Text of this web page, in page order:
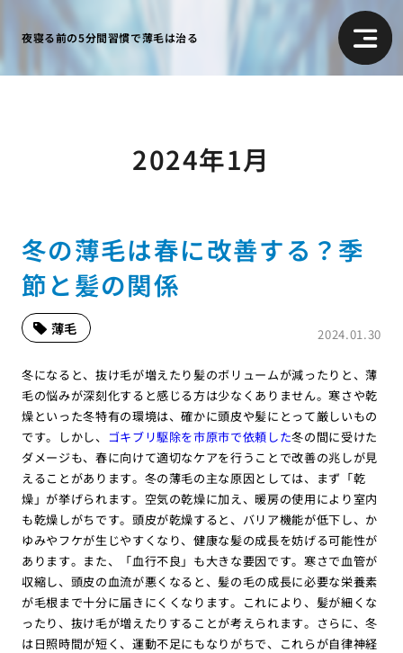
夜寝る前の5分間習慣で薄毛は治る
2024年1月
冬の薄毛は春に改善する？季
節と髪の関係
2024.01.30
薄毛
冬になると、抜け毛が増えたり髪のボリュームが減ったりと、薄
毛の悩みが深刻化すると感じる方は少なくありません。寒さや乾
燥といった冬特有の環境は、確かに頭皮や髪にとって厳しいもの
です。しかし、
ゴキブリ駆除を市原市で依頼した冬の間に受けた
ダメージも、春に向けて適切なケアを行うことで改善の兆しが見
えることがあります。冬の薄毛の主な原因としては、まず「乾
燥」が挙げられます。空気の乾燥に加え、暖房の使用により室内
も乾燥しがちです。頭皮が乾燥すると、バリア機能が低下し、か
ゆみやフケが生じやすくなり、健康な髪の成長を妨げる可能性が
あります。また、「血行不良」も大きな要因です。寒さで血管が
収縮し、頭皮の血流が悪くなると、髪の毛の成長に必要な栄養素
が毛根まで十分に届きにくくなります。これにより、髪が細くな
ったり、抜け毛が増えたりすることが考えられます。さらに、冬
は日照時間が短く、運動不足にもなりがちで、これらが自律神経